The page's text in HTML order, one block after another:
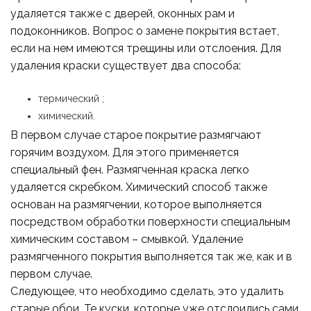
удаляется также с дверей, оконных рам и
подоконников. Вопрос о замене покрытия встает,
если на нем имеются трещины или отслоения. Для
удаления краски существует два способа:
термический ;
химический.
В первом случае старое покрытие размягчают
горячим воздухом. Для этого применяется
специальный фен. Размягченная краска легко
удаляется скребком. Химический способ также
основан на размягчении, которое выполняется
посредством обработки поверхности специальным
химическим составом – смывкой. Удаление
размягченного покрытия выполняется так же, как и в
первом случае.
Следующее, что необходимо сделать, это удалить